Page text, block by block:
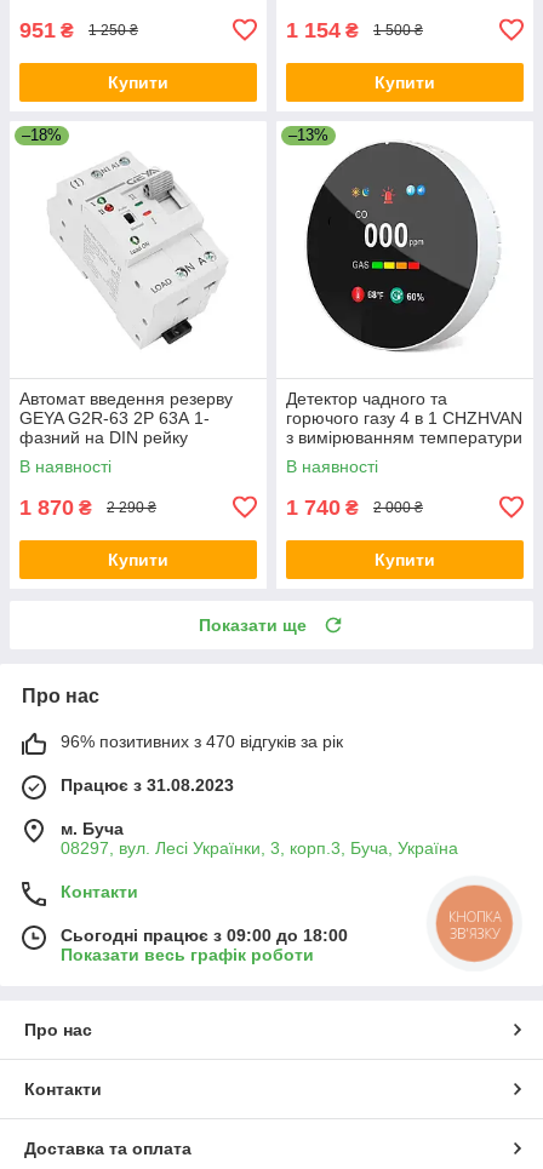
951 ₴ 1 250 ₴
Купити
1 154 ₴ 1 500 ₴
Купити
–18%
Автомат введення резерву
GEYA G2R-63 2P 63А 1-
фазний на DIN рейку
В наявності
1 870 ₴ 2 290 ₴
Купити
–13%
Детектор чадного та
горючого газу 4 в 1 CHZHVAN
з вимірюванням температури
й вологості Комбінований для
безпеки будинку
В наявності
1 740 ₴ 2 000 ₴
Купити
Показати ще
Про нас
96% позитивних з 470 відгуків за рік
Працює з 31.08.2023
м. Буча
08297, вул. Лесі Українки, 3, корп.3, Буча, Україна
Контакти
Сьогодні працює з 09:00 до 18:00
Показати весь графік роботи
Про нас
Контакти
Доставка та оплата
КНОПКА
ЗВ'ЯЗКУ